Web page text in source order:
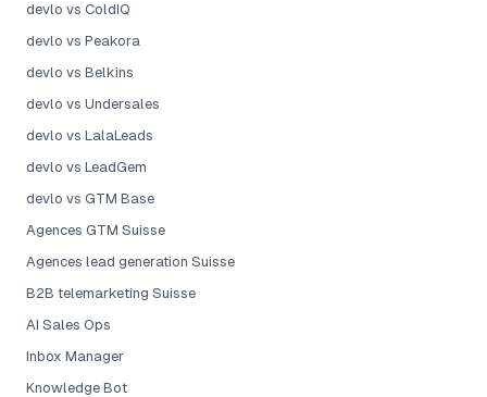
devlo vs ColdIQ
devlo vs Peakora
devlo vs Belkins
devlo vs Undersales
devlo vs LalaLeads
devlo vs LeadGem
devlo vs GTM Base
Agences GTM Suisse
Agences lead generation Suisse
B2B telemarketing Suisse
AI Sales Ops
Inbox Manager
Knowledge Bot